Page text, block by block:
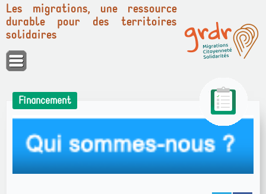
Panneau de gestion des cookies
Les migrations, une ressource
durable pour des territoires
solidaires
Financement